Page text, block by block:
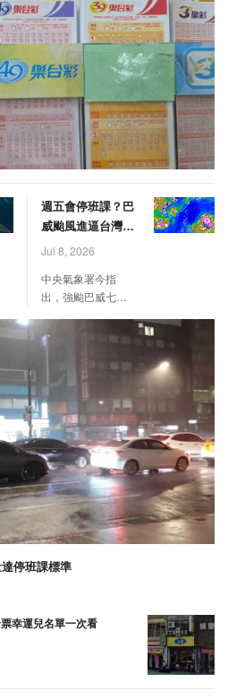
週五會停班課？巴
威颱風進逼台灣
風雨最劇時刻曝
Jul 8, 2026
中央氣象署今指
出，強颱巴威七日
面並持續逼近，因
路徑偏南不排除登
陸，預計週四晚起
發布陸警，週五、
週六全台防豪雨。
停班課標準
幸運兒名單一次看